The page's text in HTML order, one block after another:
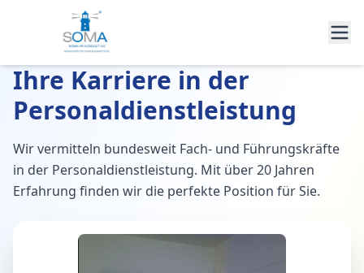
Ihre Karriere in der
Personaldienstleistung
Wir vermitteln bundesweit Fach- und Führungskräfte
in der Personaldienstleistung. Mit über 20 Jahren
Erfahrung finden wir die perfekte Position für Sie.